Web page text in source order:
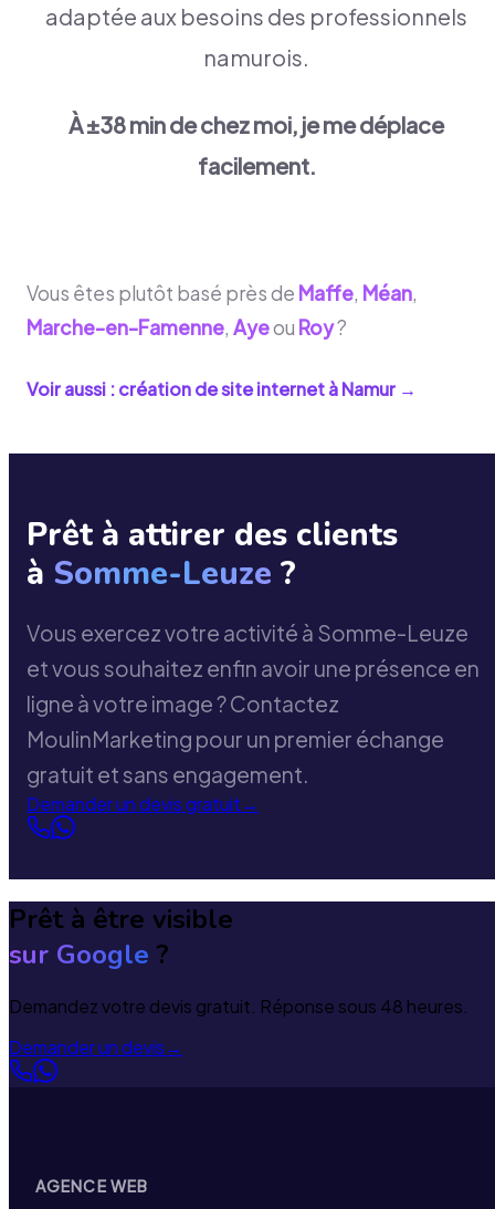
adaptée aux besoins des professionnels
namurois.
À ±38 min de chez moi, je me déplace
facilement.
Vous êtes plutôt basé près de Maffe, Méan,
Marche-en-Famenne, Ayeou Roy?
Voir aussi : création de site internet àNamur →
Prêt à attirer des clients
à Somme-Leuze ?
Vous exercez votre activité à Somme-Leuze
et vous souhaitez enfin avoir une présence en
ligne à votre image ? Contactez
MoulinMarketing pour un premier échange
gratuit et sans engagement.
Demander un devis gratuit→
Prêt à être visible
sur Google ?
Demandez votre devis gratuit. Réponse sous 48 heures.
Demander un devis→
AGENCE WEB